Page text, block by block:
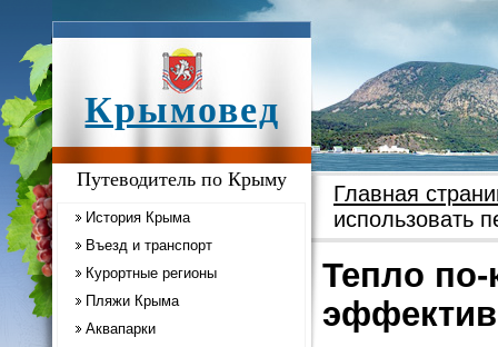
Крымовед
Путеводитель по Крыму
История Крыма
Въезд и транспорт
Курортные регионы
Пляжи Крыма
Аквапарки
Главная
использовать
Тепло по-